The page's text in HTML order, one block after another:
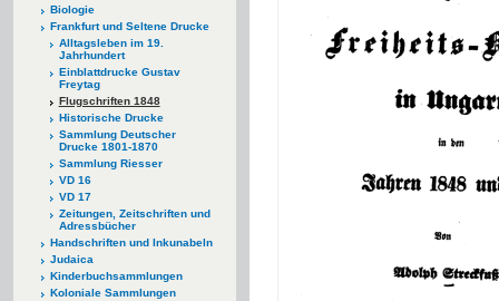
Biologie
Frankfurt und Seltene Drucke
Alltagsleben im 19.
Jahrhundert
Einblattdrucke Gustav
Freytag
Flugschriften 1848
Historische Drucke
Sammlung Deutscher
Drucke 1801-1870
Sammlung Riesser
VD 16
VD 17
Zeitungen, Zeitschriften und
Adressbücher
Handschriften und Inkunabeln
Judaica
Kinderbuchsammlungen
Koloniale Sammlungen